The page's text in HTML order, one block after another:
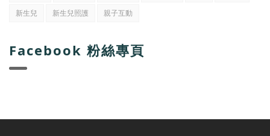
新生兒
新生兒照護 親子互動
Facebook 粉絲專頁